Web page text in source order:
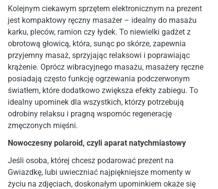
Kolejnym ciekawym sprzętem elektronicznym na prezent
jest kompaktowy ręczny masażer – idealny do masażu
karku, pleców, ramion czy łydek. To niewielki gadżet z
obrotową głowicą, która, sunąc po skórze, zapewnia
przyjemny masaż, sprzyjając relaksowi i poprawiając
krążenie. Oprócz wibracyjnego masażu, masażery ręczne
posiadają często funkcję ogrzewania podczerwonym
światłem, które dodatkowo zwiększa efekty zabiegu. To
idealny upominek dla wszystkich, którzy potrzebują
odrobiny relaksu i pragną wspomóc regenerację
zmęczonych mięśni.
Nowoczesny polaroid, czyli aparat natychmiastowy
Jeśli osoba, której chcesz podarować prezent na
Gwiazdkę, lubi uwieczniać najpiękniejsze momenty w
życiu na zdjęciach, doskonałym upominkiem okaże się